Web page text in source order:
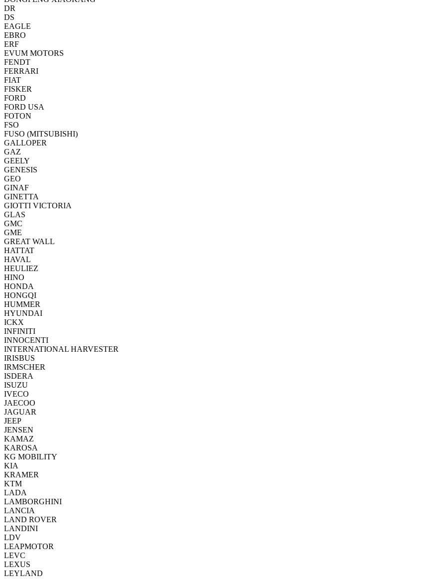
DR
DS
EAGLE
EBRO
ERF
EVUM MOTORS
FENDT
FERRARI
FIAT
FISKER
FORD
FORD USA
FOTON
FSO
FUSO (MITSUBISHI)
GALLOPER
GAZ
GEELY
GENESIS
GEO
GINAF
GINETTA
GIOTTI VICTORIA
GLAS
GMC
GME
GREAT WALL
HATTAT
HAVAL
HEULIEZ
HINO
HONDA
HONGQI
HUMMER
HYUNDAI
ICKX
INFINITI
INNOCENTI
INTERNATIONAL HARVESTER
IRISBUS
IRMSCHER
ISDERA
ISUZU
IVECO
JAECOO
JAGUAR
JEEP
JENSEN
KAMAZ
KAROSA
KG MOBILITY
KIA
KRAMER
KTM
LADA
LAMBORGHINI
LANCIA
LAND ROVER
LANDINI
LDV
LEAPMOTOR
LEVC
LEXUS
LEYLAND